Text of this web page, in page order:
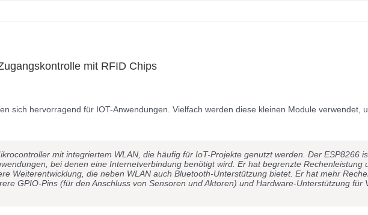
mit RFID Chips
sich hervorragend für IOT-Anwendungen. Vielfach werden diese kleinen Module verwendet,
mit integriertem WLAN, die häufig für IoT-Projekte genutzt werden. Der ESP8266
bei denen eine Internetverbindung benötigt wird. Er hat begrenzte Rechenleistung
Weiterentwicklung, die neben WLAN auch Bluetooth-Unterstützung bietet. Er hat mehr
GPIO-Pins (für den Anschluss von Sensoren und Aktoren) und Hardware-Unterstützung für